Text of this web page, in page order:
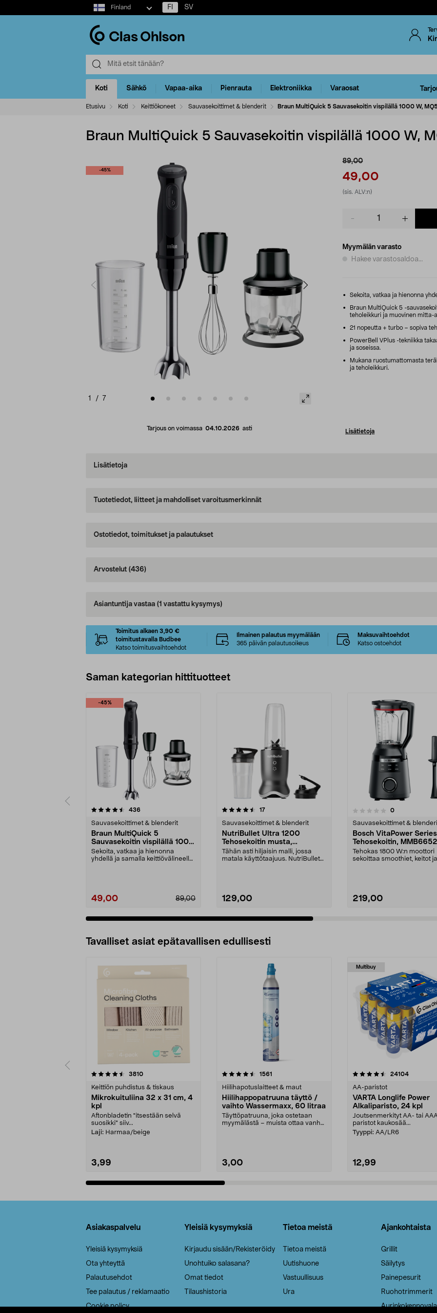
Select
market
Finland FI SV
Koti Sähkö Vapaa-aika Pienrauta Elektroniikka Varaosat
Etusivu Koti Keittiökoneet Sauvasekoittimet & blenderit Braun MultiQuick 5 Sauvasekoitin vispilällä 1000 W,
Braun MultiQuick 5 Sauvasekoitin vispilällä 1000 W,
-45%
1 / 7
Tarjous on voimassa 04.10.2026 asti
89,00
49,00
(sis. ALV:n)
Myymälän varasto
Hakee varastosaldoa...
Sekoita, vatkaa ja hienonna
Braun MultiQuick 5 -
teholeikkuri ja muovinen mitta-
21 nopeutta + turbo – sopiva
PowerBell VPlus -tekniikka
ja soseissa.
Mukana ruostumattomasta
ja teholeikkuri.
Lisätietoja
Lisätietoja
Tuotetiedot, liitteet ja mahdolliset varoitusmerkinnät
Ostotiedot, toimitukset ja palautukset
Arvostelut (436)
Asiantuntija vastaa (1 vastattu kysymys)
Toimitus alkaen 3,90 €
toimitustavalla Budbee
Katso toimitusvaihtoehdot
Ilmainen palautus myymälään
365 päivän palautusoikeus
Maksuvaihtoehdot
Katso ostoehdot
Saman kategorian hittituotteet
-45%
436arvostelut
Sauvasekoittimet & blenderit
Braun MultiQuick 5
Sauvasekoitin vispilällä 1000
W, MQ50202M
Sekoita, vatkaa ja hienonna
yhdellä ja samalla keittiövälineellä.
49,00 89,00
4.5 viidestä
17arvostelut
Sauvasekoittimet & blenderit
NutriBullet Ultra 1200
Tehosekoitin musta,
NB1206DGCC
Tähän asti hiljaisin malli, jossa
matala käyttötaajuus. NutriBullet
129,00
0.0 viidestä
0arvostelut
Sauvasekoittimet &
Bosch VitaPower
Tehosekoitin,
Tehokas 1800 W:n moottori
sekoittaa smoothiet, keitot
219,00
5.0 viidestä
Tavalliset asiat epätavallisen edullisesti
3810arvostelut
Keittiön puhdistus & tiskaus
Mikrokuituliina 32 x 31 cm, 4
kpl
Aftonbladetin "itsestään selvä
suosikki" siiv...
Laji: Harmaa/beige
3,99
4.5viidestä
1561
Hiilihapotuslaitteet & maut
Hiilihappopatruuna täyttö /
vaihto Wassermaxx, 60 litraa
Täyttöpatruuna, joka ostetaan
myymälästä – muista ottaa vanha
3,00
Multibuy
4.5viidestä
24104arvostelut
AA-paristot
VARTA Longlife Power
Alkaliparisto, 24 kpl
Joutsenmerkityt AA- tai
paristot kaukosää...
Tyyppi: AA/LR6
12,99
4.5viidestä
Asiakaspalvelu
Yleisiä kysymyksiä
Ota yhteyttä
Palautusehdot
Tee palautus / reklamaatio
Cookie policy
Yleisiä kysymyksiä
Kirjaudu sisään/Rekisteröidy
Unohtuiko salasana?
Omat tiedot
Tilaushistoria
Tietoa meistä
Tietoa meistä
Uutishuone
Vastuullisuus
Ura
Ajankohtaista
Grillit
Säilytys
Painepesurit
Ruohotrimmerit